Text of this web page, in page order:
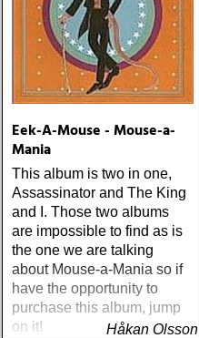
Eek-A-Mouse - Mouse-a-
Mania
This album is two in one,
Assassinator and The King
and I. Those two albums
are impossible to find as is
the one we are talking
about Mouse-a-Mania so if
have the opportunity to
purchase this album, jump
on it!
Håkan Olsson